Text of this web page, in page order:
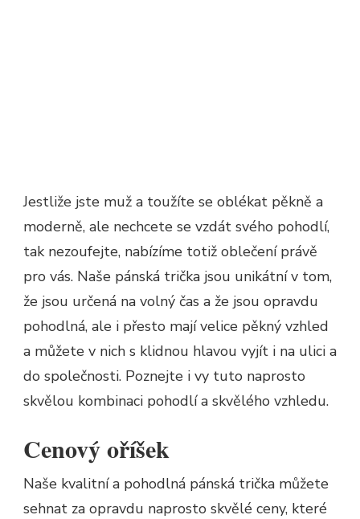
Jestliže jste muž a toužíte se oblékat pěkně a
moderně, ale nechcete se vzdát svého pohodlí,
tak nezoufejte, nabízíme totiž oblečení právě
pro vás. Naše pánská trička jsou unikátní v tom,
že jsou určená na volný čas a že jsou opravdu
pohodlná, ale i přesto mají velice pěkný vzhled
a můžete v nich s klidnou hlavou vyjít i na ulici a
do společnosti. Poznejte i vy tuto naprosto
skvělou kombinaci pohodlí a skvělého vzhledu.
Cenový oříšek
Naše kvalitní a pohodlná pánská trička můžete
sehnat za opravdu naprosto skvělé ceny, které